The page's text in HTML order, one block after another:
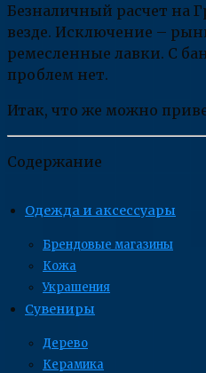
Безналичный расчет на
везде. Исключение –
ремесленные лавки. С
проблем нет.
Итак, что же можно
Содержание
Одежда и аксессуары
Брендовые магазины
Кожа
Украшения
Сувениры
Дерево
Керамика